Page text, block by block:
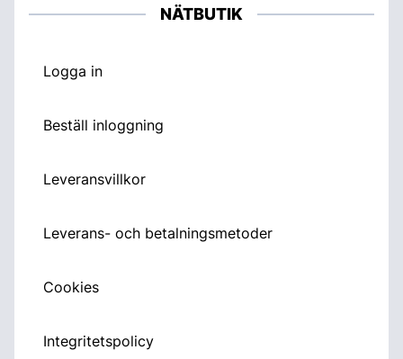
NÄTBUTIK
Logga in
Beställ inloggning
Leveransvillkor
Leverans- och betalningsmetoder
Cookies
Integritetspolicy